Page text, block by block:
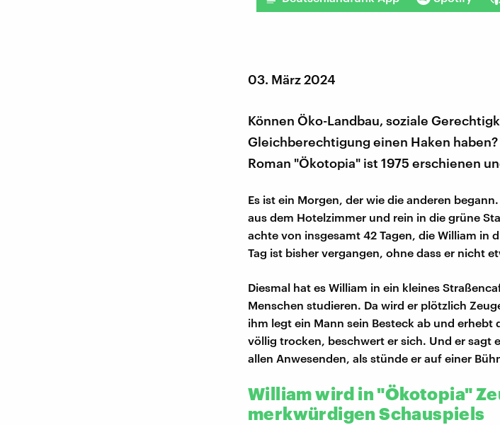
03. März 2024
Können Öko-Landbau, soziale
Gleichberechtigung einen Haken
Roman "Ökotopia" ist 1975 erschienen
Es ist ein Morgen, der wie die anderen
aus dem Hotelzimmer und rein in die grüne
achte von insgesamt 42 Tagen, die William in
Tag ist bisher vergangen, ohne dass er nicht
Diesmal hat es William in ein kleines
Menschen studieren. Da wird er plötzlich
ihm legt ein Mann sein Besteck ab und erhebt
völlig trocken, beschwert er sich. Und er sagt
allen Anwesenden, als stünde er auf einer
William wird in "Ökotopia"
merkwürdigen Schauspiels